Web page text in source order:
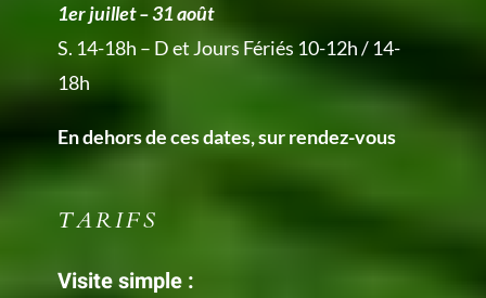
1er juillet – 31 août
S. 14-18h – D et Jours Fériés 10-12h / 14-
18h
En dehors de ces dates, sur rendez-vous
TARIFS
Visite simple :